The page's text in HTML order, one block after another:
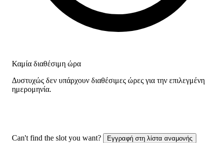
Καμία διαθέσιμη ώρα
Δυστυχώς δεν υπάρχουν διαθέσιμες ώρες για την επιλεγμένη
ημερομηνία.
Can't find the slot you want? Εγγραφή στη λίστα αναμονής